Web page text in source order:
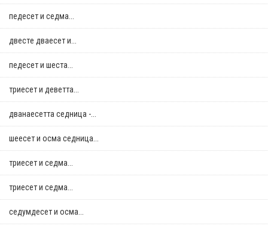
педесет и седма...
двестe дваесет и...
педесет и шеста...
триесет и деветта...
дванаесетта седница -...
шеесет и осма седница...
триесет и седма...
триесет и седма...
седумдесет и осма...